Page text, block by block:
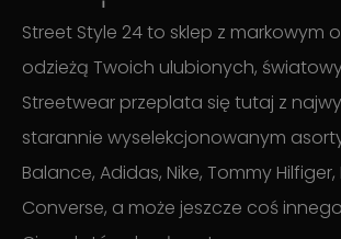
Street Style 24 to sklep z markowym
odzieżą Twoich ulubionych,
Streetwear przeplata się tutaj z
starannie wyselekcjonowanym
Balance, Adidas, Nike, Tommy Hilfiger,
Converse, a może jeszcze coś